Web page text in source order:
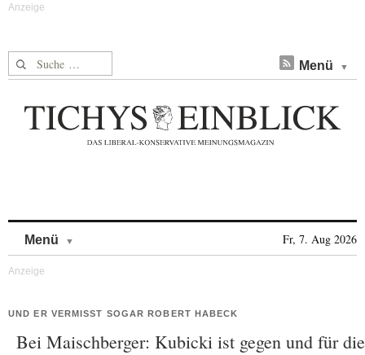
Suche nach: Menü
Menü Fr, 7. Aug 2026
UND ER VERMISST SOGAR ROBERT HABECK
Bei Maischberger: Kubicki ist gegen und für die